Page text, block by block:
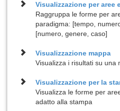
Visualizzazione peraree
Raggruppa le forme per
paradigma: [tempo,
[numero, genere, caso]
Visualizzazione mappa
Visualizza i risultati su una
Visualizzazione per la
Visualizza le forme per
adatto alla stampa